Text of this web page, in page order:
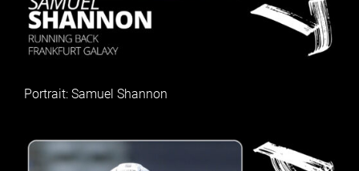
Portrait: Samuel Shannon